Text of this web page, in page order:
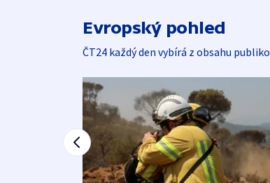
Evropský pohled
ČT24 každý den vybírá z obsahu